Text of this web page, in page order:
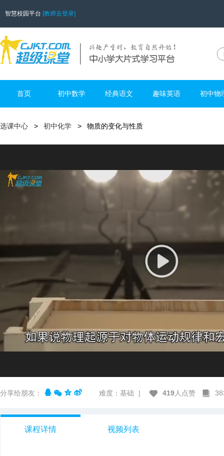
智慧校园平台 [教师去登录]
首页 初中数学 经典语文 趣味英语 初中物
选课中心 初中化学 物质的变化与性质
分享给朋友： 难度：基础 | 419人点赞
课程详情 视频列表